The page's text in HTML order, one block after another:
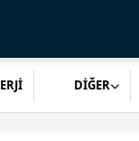
DİĞER